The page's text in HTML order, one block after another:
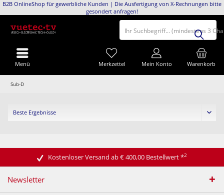
B2B OnlineShop für gewerbliche Kunden | Die Ausfertigung von X-Rechnungen bitte
gesondert anfragen!
Ihr Suchbegriff... (mindestens 3
Warenkorb
Merkzettel Mein Konto
Menü
Sub-D
Kostenloser Versand ab € 400,00 Bestellwert*2
Newsletter